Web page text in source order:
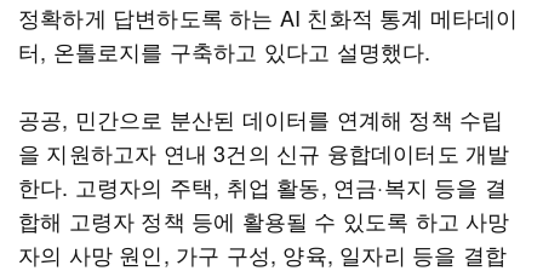
정확하게 답변하도록 하는 AI 친화적 통계 메타데이
터, 온톨로지를 구축하고 있다고 설명했다.
공공, 민간으로 분산된 데이터를 연계해 정책 수립
을 지원하고자 연내 3건의 신규 융합데이터도 개발
한다. 고령자의 주택, 취업 활동, 연금·복지 등을 결
합해 고령자 정책 등에 활용될 수 있도록 하고 사망
자의 사망 원인, 가구 구성, 양육, 일자리 등을 결합